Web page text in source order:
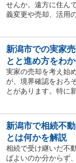
せんか。遠方に住ん
義変更や売却、活用
新潟市での実家
とと進め方をわ
実家の売却を考え始
が、境界確認をおろ
とがあります。特に
新潟市で相続不
とは何かを解説
相続で受け継いだ不
ばよいのか分からず